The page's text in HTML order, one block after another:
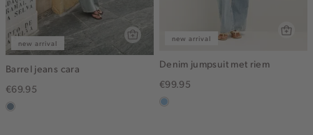
new arrival
Barrel jeans cara
€69.95
dusty
new arrival
Denim jumpsuit met riem
€99.95
blauw,